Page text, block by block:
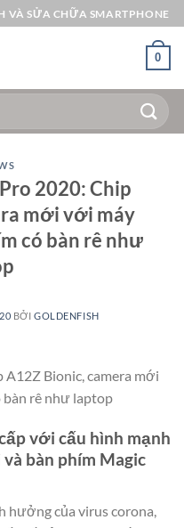
VÀ SỬA CHỮA SMARTPHONE
0
2020: Chip
mới với máy
có bàn rê như
BỞIGOLDENFISH
A12Z Bionic, camera mới
bàn rê như laptop
với cấu hình mạnh
bàn phím Magic
hưởng của virus corona,